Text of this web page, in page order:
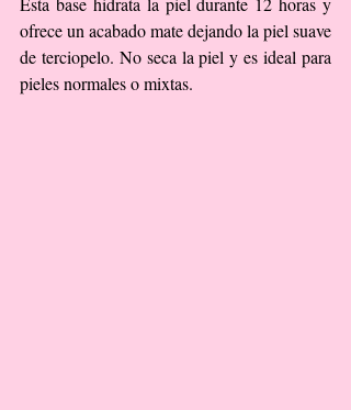
ofrece un acabado mate dejando la piel suave
de terciopelo. No seca la piel y es ideal para
pieles normales o mixtas.